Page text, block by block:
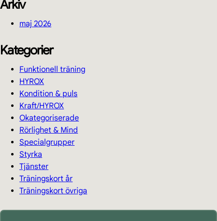
Arkiv
maj 2026
Kategorier
Funktionell träning
HYROX
Kondition & puls
Kraft/HYROX
Okategoriserade
Rörlighet & Mind
Specialgrupper
Styrka
Tjänster
Träningskort år
Träningskort övriga